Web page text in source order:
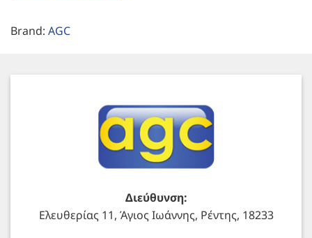
Brand: AGC
Διεύθυνση:
Ελευθερίας 11, Άγιος Ιωάννης, Ρέντης, 18233